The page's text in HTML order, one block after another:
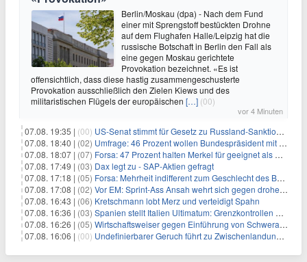
Berlin/Moskau (dpa) - Nach dem Fund
einer mit Sprengstoff bestückten Drohne
auf dem Flughafen Halle/Leipzig hat die
russische Botschaft in Berlin den Fall als
eine gegen Moskau gerichtete
Provokation bezeichnet. «Es ist
offensichtlich, dass diese hastig zusammengeschusterte
Provokation ausschließlich den Zielen Kiews und des
militaristischen Flügels der europäischen […] (00)
vor 4 Minuten
07.08. 19:35 | (00) US-Senat stimmt für Gesetz zu Russland-Sanktionen
07.08. 18:40 | (02) Umfrage: 46 Prozent wollen Bundespräsident mit Politik-Erfahrung
07.08. 18:07 | (07) Forsa: 47 Prozent halten Merkel für geeignet als Bundespräsidentin
07.08. 17:49 | (03) Dax legt zu - SAP-Aktien gefragt
07.08. 17:18 | (05) Forsa: Mehrheit indifferent zum Geschlecht des Bundespräsidenten
07.08. 17:08 | (02) Vor EM: Sprint-Ass Ansah wehrt sich gegen drohende Sperre
07.08. 16:43 | (06) Kretschmann lobt Merz und verteidigt Spahn
07.08. 16:36 | (03) Spanien stellt Italien Ultimatum: Grenzkontrollen beenden
07.08. 16:26 | (05) Wirtschaftsweiser gegen Einführung von Schwerarbeiter-Rente
07.08. 16:06 | (00) Undefinierbarer Geruch führt zu Zwischenlandung von Flieger